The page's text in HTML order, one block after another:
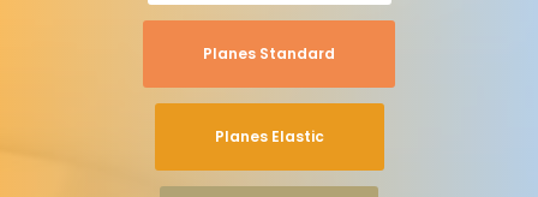
Planes Standard
Planes Elastic